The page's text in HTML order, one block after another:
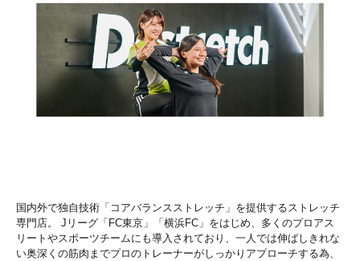
国内外で独自技術「コアバランスストレッチ」を提供するストレッチ
専門店。 Jリーグ「FC東京」「横浜FC」をはじめ、多くのプロアス
リートやスポーツチームにも導入されており、一人では伸ばしきれな
い奥深くの筋肉までプロのトレーナーがしっかりアプローチする為、